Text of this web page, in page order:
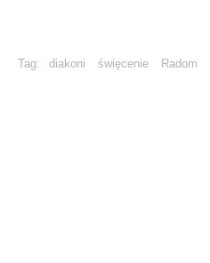
Tag: diakoni święcenie Radom